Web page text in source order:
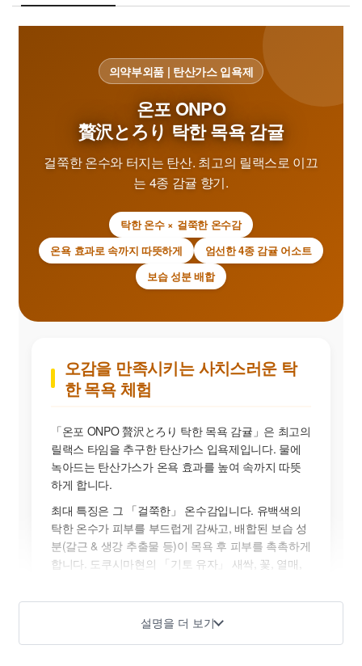
의약부외품 | 탄산가스 입욕제
온포 ONPO
贅沢とろり 탁한 목욕 감귤
걸쭉한 온수와 터지는 탄산. 최고의 릴랙스로 이끄
는 4종 감귤 향기.
탁한 온수 × 걸쭉한 온수감
온욕 효과로 속까지 따뜻하게
엄선한 4종 감귤 어소트
보습 성분 배합
오감을 만족시키는 사치스러운 탁
한 목욕 체험
「온포 ONPO 贅沢とろり 탁한 목욕 감귤」은 최고의
릴랙스 타임을 추구한 탄산가스 입욕제입니다. 물에
녹아드는 탄산가스가 온욕 효과를 높여 속까지 따뜻
하게 합니다.
최대 특징은 그 「걸쭉한」 온수감입니다. 유백색의
탁한 온수가 피부를 부드럽게 감싸고, 배합된 보습 성
분(갈근 & 생강 추출물 등)이 목욕 후 피부를 촉촉하게
합니다. 도쿠시마현의 「기토 유자」 새싹, 꽃, 열매,
까운 풍부한 감귤 향기가 욕실 가득 퍼집니다.
설명을 더 보기